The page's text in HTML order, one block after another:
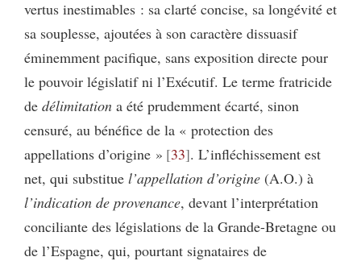
vertus inestimables : sa clarté concise, sa longévité et
sa souplesse, ajoutées à son caractère dissuasif
éminemment pacifique, sans exposition directe pour
le pouvoir législatif ni l’Exécutif. Le terme fratricide
de délimitation a été prudemment écarté, sinon
censuré, au bénéfice de la « protection des
appellations d’origine » 33 . L’infléchissement est
net, qui substitue l’appellation d’origine (A.O.) à
l’indication de provenance, devant l’interprétation
conciliante des législations de la Grande-Bretagne ou
de l’Espagne, qui, pourtant signataires de